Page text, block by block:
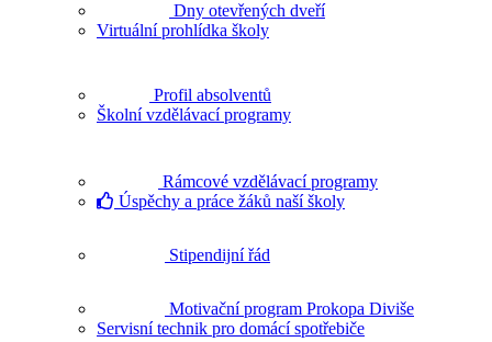
Dny otevřených dveří
Virtuální prohlídka školy
Profil absolventů
Školní vzdělávací programy
Rámcové vzdělávací programy
Úspěchy a práce žáků naší školy
Stipendijní řád
Motivační program Prokopa Diviše
Servisní technik pro domácí spotřebiče